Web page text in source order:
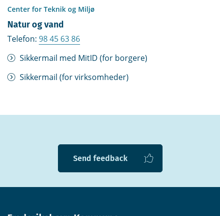
Center for Teknik og Miljø
Natur og vand
Telefon: 98 45 63 86
Sikkermail med MitID (for borgere)
Sikkermail (for virksomheder)
Send feedback